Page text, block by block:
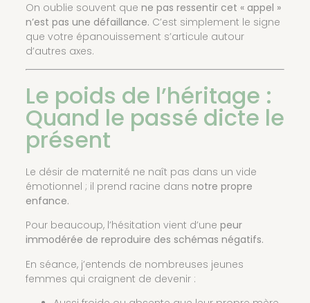
On oublie souvent que ne pas ressentir cet « appel »
n’est pas une défaillance. C’est simplement le signe
que votre épanouissement s’articule autour
d’autres axes.
Le poids de l’héritage :
Quand le passé dicte le
présent
Le désir de maternité ne naît pas dans un vide
émotionnel ; il prend racine dans notre propre
enfance.
Pour beaucoup, l’hésitation vient d’une peur
immodérée de reproduire des schémas négatifs.
En séance, j’entends de nombreuses jeunes
femmes qui craignent de devenir :